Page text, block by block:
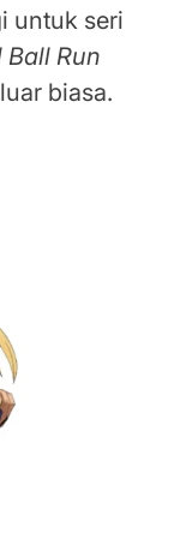
untuk seri
Ball Run
biasa.